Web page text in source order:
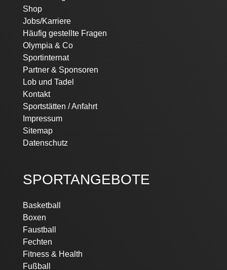
Shop
Jobs/Karriere
Häufig gestellte Fragen
Olympia & Co
Sportinternat
Partner & Sponsoren
Lob und Tadel
Kontakt
Sportstätten / Anfahrt
Impressum
Sitemap
Datenschutz
SPORTANGEBOTE
Navigation
überspringen
Basketball
Boxen
Faustball
Fechten
Fitness & Health
Fußball